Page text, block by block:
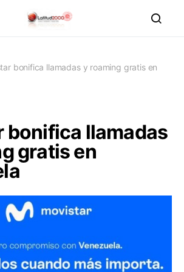
bonifica llamadas y roaming gratis en
bonifica llamadas
gratis en